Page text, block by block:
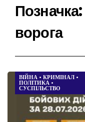
Позначка:
ворога
ВІЙНА • КРИМІНАЛ •
ПОЛІТИКА •
СУСПІЛЬСТВО